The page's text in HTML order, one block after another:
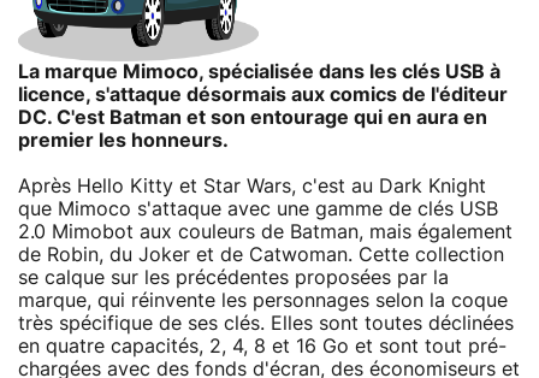
La marque Mimoco, spécialisée dans les clés USB à
licence, s'attaque désormais aux comics de l'éditeur
DC. C'est Batman et son entourage qui en aura en
premier les honneurs.
Après Hello Kitty et Star Wars, c'est au Dark Knight
que Mimoco s'attaque avec une gamme de clés USB
2.0 Mimobot aux couleurs de Batman, mais également
de Robin, du Joker et de Catwoman. Cette collection
se calque sur les précédentes proposées par la
marque, qui réinvente les personnages selon la coque
très spécifique de ses clés. Elles sont toutes déclinées
en quatre capacités, 2, 4, 8 et 16 Go et sont tout pré-
chargées avec des fonds d'écran, des économiseurs et